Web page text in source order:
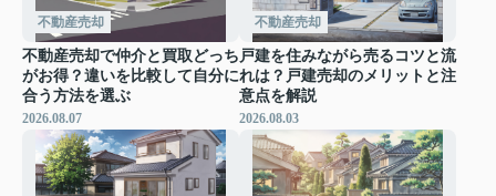
不動産売却
不動産売却で仲介と買取どっち
がお得？違いを比較して自分に
合う方法を選ぶ
2026.08.07
不動産売却
戸建を住みながら売るコツと流
れは？戸建売却のメリットと注
意点を解説
2026.08.03